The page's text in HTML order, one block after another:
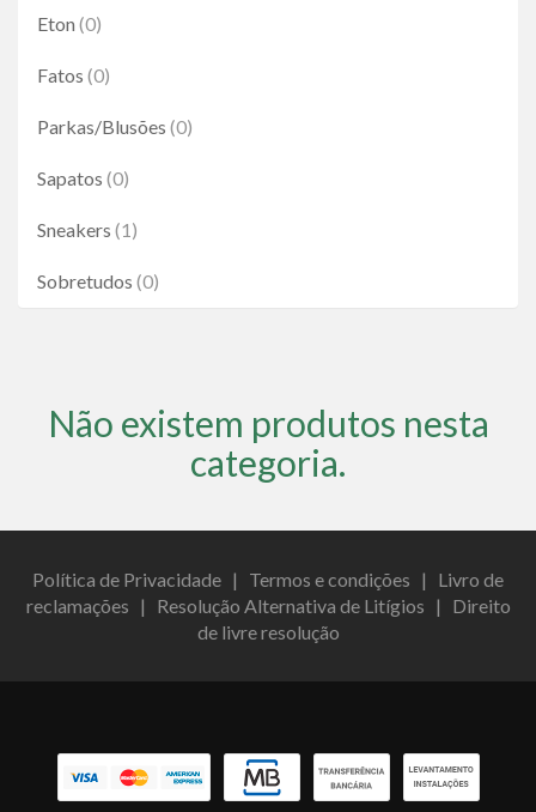
Eton (0)
Fatos (0)
Parkas/Blusões (0)
Sapatos (0)
Sneakers (1)
Sobretudos (0)
Não existem produtos nesta
categoria.
Política de Privacidade | Termos e condições | Livro de
reclamações | Resolução Alternativa de Litígios | Direito
de livre resolução